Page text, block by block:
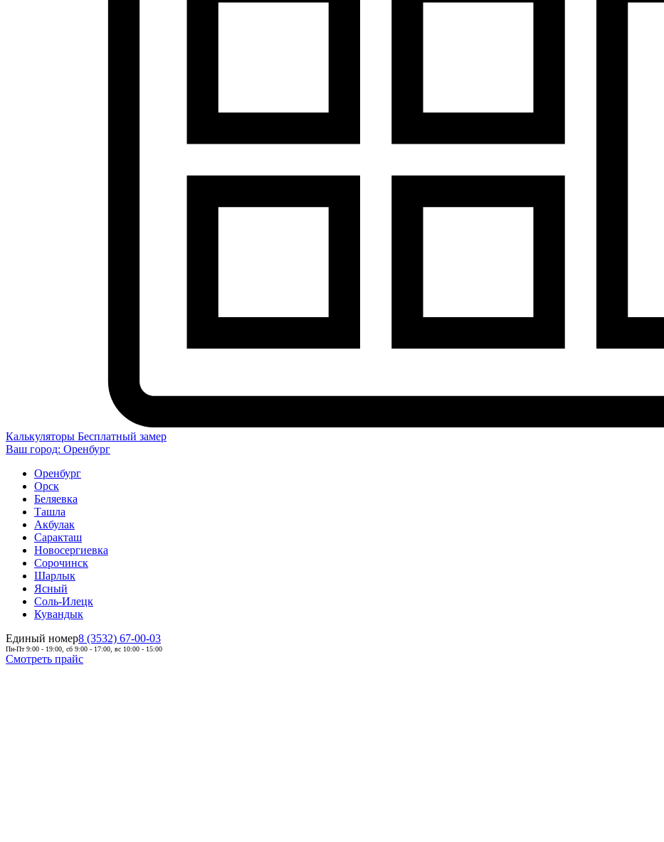
Калькуляторы Бесплатный замер
Ваш город: Оренбург
Оренбург
Орск
Беляевка
Ташла
Акбулак
Саракташ
Новосергиевка
Сорочинск
Шарлык
Ясный
Соль-Илецк
Кувандык
Единый номер8 (3532) 67-00-03
Пн-Пт 9:00 - 19:00, сб 9:00 - 17:00, вс 10:00 - 15:00
Смотреть прайс